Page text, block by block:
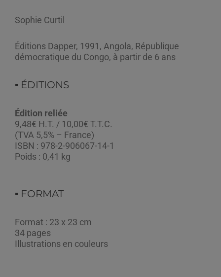
Sophie Curtil
Éditions Dapper, 1991, Angola, République
démocratique du Congo, à partir de 6 ans
▪︎ ÉDITIONS
Édition reliée
9,48€ H.T. / 10,00€ T.T.C.
(TVA 5,5% – France)
ISBN : 978-2-906067-14-1
Poids : 0,41 kg
▪︎ FORMAT
Format : 23 x 23 cm
34 pages
Illustrations en couleurs